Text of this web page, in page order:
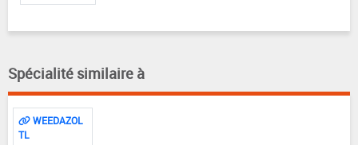
Spécialité similaire à
WEEDAZOL
TL